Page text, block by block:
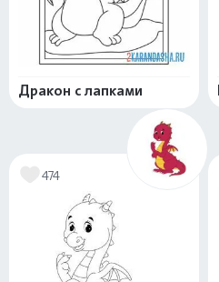
Дракон с лапками
474